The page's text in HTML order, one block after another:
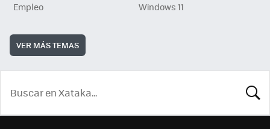
Empleo
Windows 11
VER MÁS TEMAS